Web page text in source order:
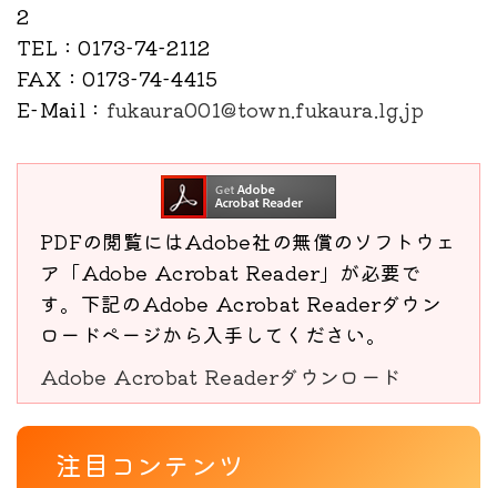
2
TEL ：0173-74-2112
FAX ：0173-74-4415
E-Mail ： fukaura001@town.fukaura.lg.jp
PDFの閲覧にはAdobe社の無償のソフトウェ
ア「Adobe Acrobat Reader」が必要で
す。下記のAdobe Acrobat Readerダウン
ロードページから入手してください。
Adobe Acrobat Readerダウンロード
注目コンテンツ